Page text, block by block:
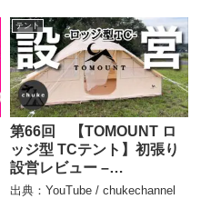
テント
第66回 【TOMOUNT ロ
ッジ型 TCテント】初張り
設営レビュー –
chukechannel
出典：YouTube / chukechannel